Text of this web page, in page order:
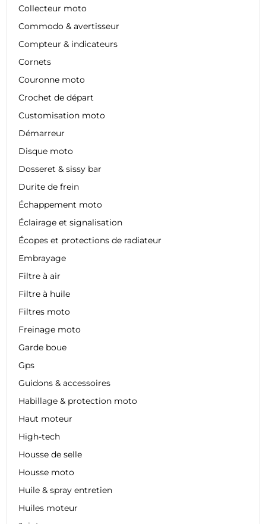
Collecteur moto
Commodo & avertisseur
Compteur & indicateurs
Cornets
Couronne moto
Crochet de départ
Customisation moto
Démarreur
Disque moto
Dosseret & sissy bar
Durite de frein
Échappement moto
Éclairage et signalisation
Écopes et protections de radiateur
Embrayage
Filtre à air
Filtre à huile
Filtres moto
Freinage moto
Garde boue
Gps
Guidons & accessoires
Habillage & protection moto
Haut moteur
High-tech
Housse de selle
Housse moto
Huile & spray entretien
Huiles moteur